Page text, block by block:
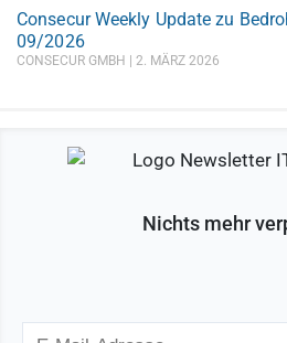
Consecur Weekly Update zu
09/2026
CONSECUR GMBH 2. MÄRZ 2026
Nichts mehr